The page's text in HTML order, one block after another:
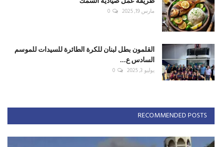
مارس 19, 2025 0
القلمون بطل لبنان للكرة الطائرة للسيدات للموسم
السادس ع...
يوليو 3, 2025 0
RECOMMENDED POSTS